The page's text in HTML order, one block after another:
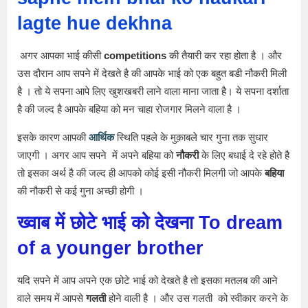
lagte hue dekhna
अगर आपका भाई कीसीcompetitionsकी तैयारी कर रहा होता है । और
उस दौरान आप सपने में देखते है की आपके भाई को एक बहुत बडी नौकरी मिली
है । तो ये सपना आपे लिए खुशखबरी लाने वाला माना जाता है। ये सपना दर्शाता
है की जल्द है आपके बहिया को मन चाहा रोजगार मिलने वाला है ।
इसके कारण आपकीआर्थिकस्थिति पहले के मुक़ाबले चार गुना तक सुधार
जाएगी । अगर आप सपने में अपने बहिया कोनौकरीके लिए बधाई दे रहे होते है
तो इसका अर्थ है की जल्द ही आपको कोई इसी नौकरी मिलगी जो आपकेबहिया
की नौकरी से कई गुना अच्छी होगी ।
ख्वाब में छोटे भाई को देखना To dream
of a younger brother
यदि सपने में आप अपने एक छोटे भाई को देखते है तो इसका मतलब की आने
वाले समय में आपसेगलतीहोने वाली है । और उस गलती को स्वीकार करने के